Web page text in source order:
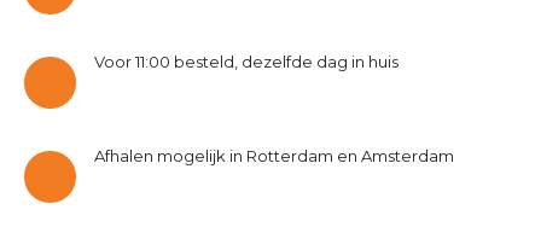
Voor 11:00 besteld, dezelfde dag in huis
Afhalen mogelijk in Rotterdam en Amsterdam